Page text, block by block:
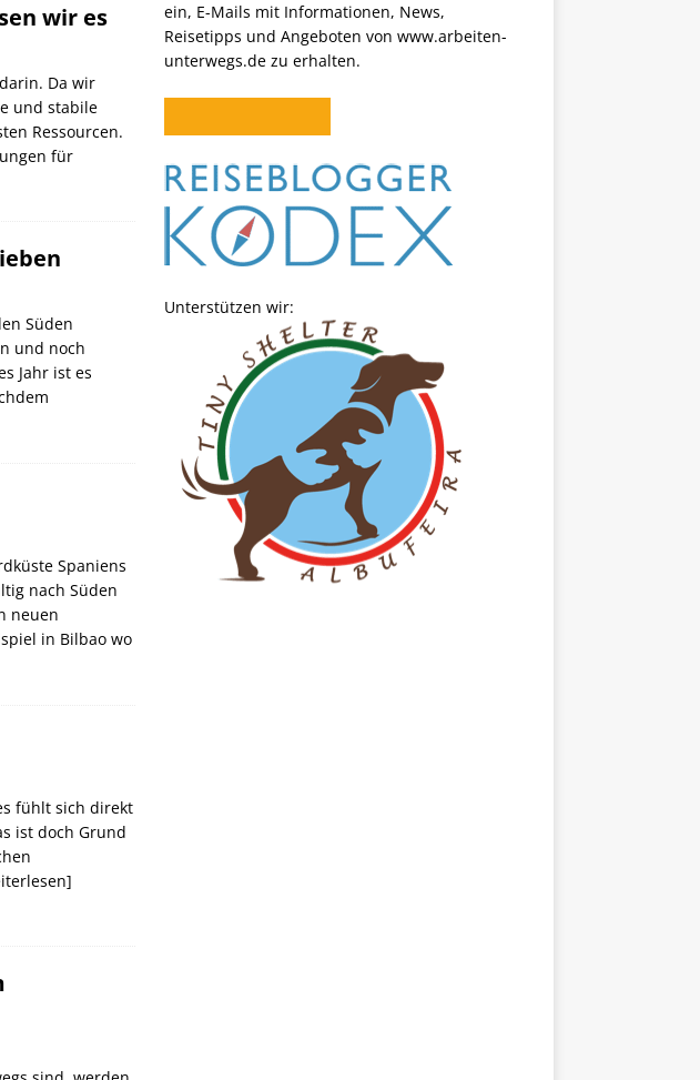
wir es
Da wir
und stabile
Ressourcen.
für
Süden
und noch
Jahr ist es
Spaniens
nach Süden
neuen
in Bilbao wo
fühlt sich direkt
ist doch Grund
ein, E-Mails mit Informationen, News,
Reisetipps und Angeboten von www.arbeiten-
unterwegs.de zu erhalten.
Unterstützen wir: